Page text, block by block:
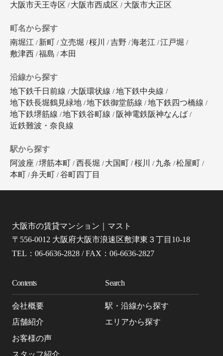
大阪市天王寺区
大阪市西成区 大阪市大正区
町名から探す
南堀江
新町 立売堀 桜川 吉野 海老江
江戸堀
敷津西
福島 本田
沿線から探す
地下鉄千日前線
大阪環状線 地下鉄中央線
地下鉄長堀鶴見緑地
地下鉄御堂筋線 地下鉄四つ橋線
地下鉄堺筋線
地下鉄谷町線 阪神電鉄阪神なんば
近鉄難波・奈良線
駅から探す
阿波座
堺筋本町 西長堀 大国町 桜川 九条
松屋町
本町
弁天町 谷町四丁目
大阪市の賃貸マンション｜マスト
〒556-0012 大阪府大阪市浪速区敷津東３丁目10-18
TEL：06-6636-2828 / FAX：06-6636-2827
Contents
会社概要
店舗紹介
お客様の声
Search
駅・沿線から探す
エリアから探す